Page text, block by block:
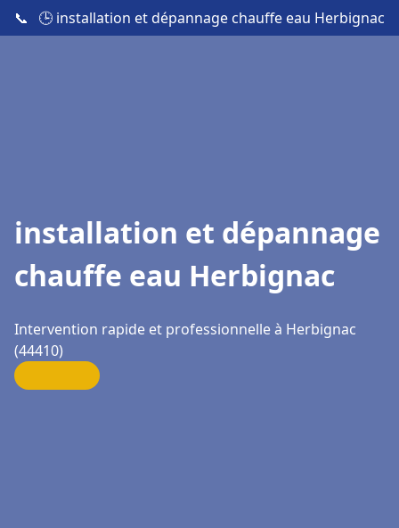
📞 🕒 installation et dépannage chauffe eau Herbignac
installation et dépannage
chauffe eau Herbignac
Intervention rapide et professionnelle à Herbignac
(44410)